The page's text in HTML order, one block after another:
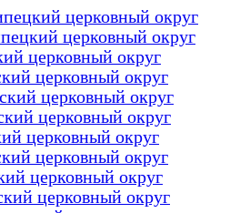
церковный округ
церковный округ
церковный округ
церковный округ
церковный округ
церковный округ
церковный округ
церковный округ
церковный округ
церковный округ